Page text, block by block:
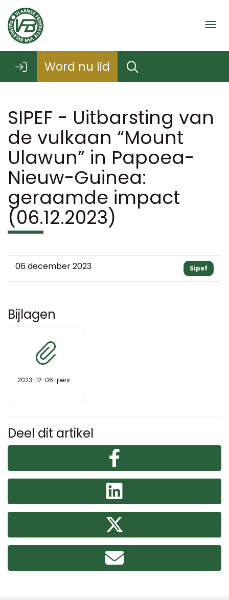
Word nu lid
SIPEF - Uitbarsting van
de vulkaan “Mount
Ulawun” in Papoea-
Nieuw-Guinea:
geraamde impact
(06.12.2023)
06 december 2023 Sipef
Bijlagen
2023-12-06-pers...
Deel dit artikel